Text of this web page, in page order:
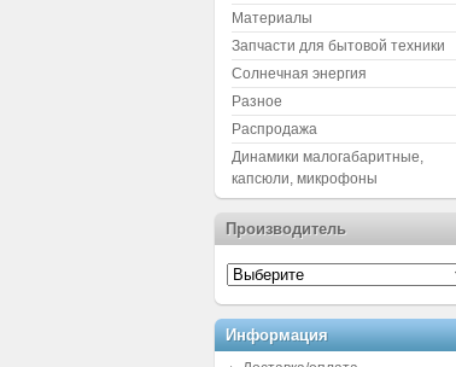
Материалы
Запчасти для бытовой техники
Солнечная энергия
Разное
Распродажа
Динамики малогабаритные,
капсюли, микрофоны
Производитель
Информация